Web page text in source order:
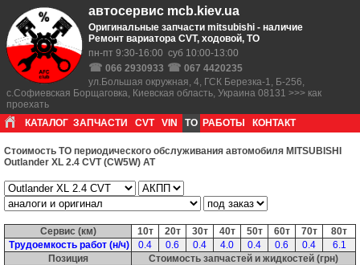
автосервис mcb.kiev.ua
Оригинальные запчасти mitsubishi - наличие
Ремонт вариатора CVT, ходовой, ТО
пн-пт 9:30-16:00 суб 10:00-13:00
☎ 066 2930933 ☎ 067 4420235
ул.Большая окружная, 4, ГСК Березка-1, Б-256,
с.Софиевская Борщаговка, Киевская область, Украина 08131 >>> как
проехать
КАТАЛОГ ЗАПЧАСТИ CVT VIN ТО РАБОТЫ КОНТАКТ
Стоимость ТО периодического обслуживания автомобиля MITSUBISHI
Outlander XL 2.4 CVT (CW5W) AT
Сервис (км) 10т 20т 30т 40т 50т 60т 70т
80т
Трудоемкость работ (н/ч)
0.4 0.6 0.4 4.0 0.4 0.6 0.4
6.1
Позиция
Стоимость запчастей и жидкостей (грн)